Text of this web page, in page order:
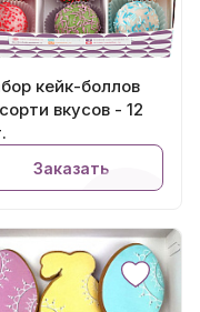
кейк-боллов
вкусов - 12
Заказать